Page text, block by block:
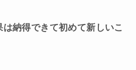
納得できて初めて新しいこ